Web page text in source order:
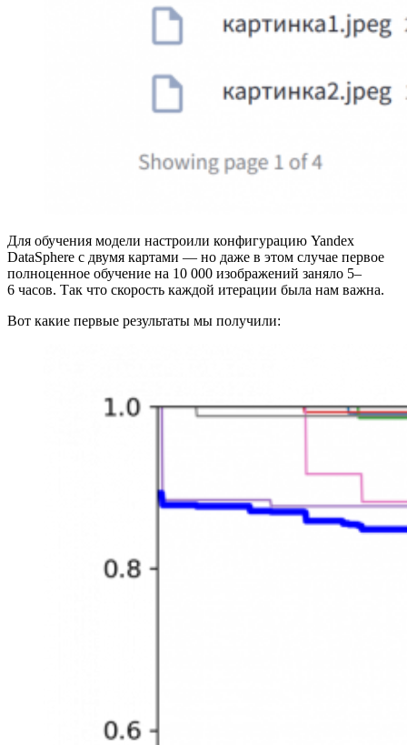
Для обучения модели настроили конфигурацию Yandex
DataSphere с двумя картами — но даже в этом случае первое
полноценное обучение на 10 000 изображений заняло 5–
6 часов. Так что скорость каждой итерации была нам важна.
Вот какие первые результаты мы получили: